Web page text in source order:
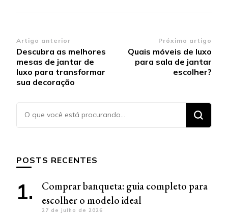
Navegação de post
Artigo anterior
Descubra as melhores
mesas de jantar de
luxo para transformar
sua decoração
Próximo artigo
Quais móveis de luxo
para sala de jantar
escolher?
Procurando
algo?
POSTS RECENTES
Comprar banqueta: guia completo para
escolher o modelo ideal
27 de julho de 2026